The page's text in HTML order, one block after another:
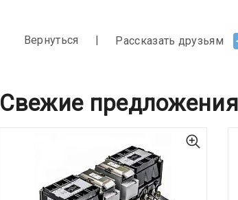
Вернуться Рассказать друзьям
Свежие предложения